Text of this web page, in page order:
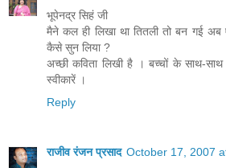
भूपेनद्र सिहं जी
मैने कल ही लिखा था तितली तो बन गई
कैसे सुन लिया ?
अच्छी कविता लिखी है । बच्चों के साथ-
स्वीकारें ।
Reply
राजीव रंजन प्रसाद October 17, 2007